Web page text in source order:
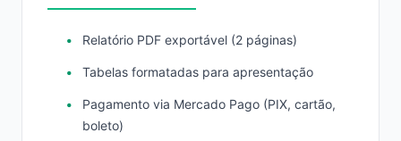
Relatório PDF exportável (2 páginas)
Tabelas formatadas para apresentação
Pagamento via Mercado Pago (PIX, cartão,
boleto)